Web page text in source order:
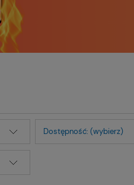
Dostępność: (wybierz)